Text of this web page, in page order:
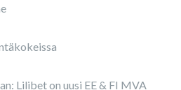
Lilibet on uusi EE & FI MVA